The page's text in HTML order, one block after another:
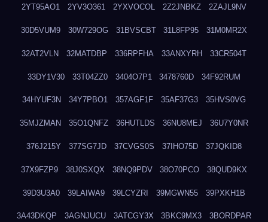
2YT95AO1 2YV3O361 2YXVOCOL 2Z2JNBKZ 2ZAJL9NV
30D5VUM9 30W729OG 31BVSCBT 31L8FP95 31M0MR2X
32AT2VLN 32MATDBP 336RPFHA 33ANXYRH 33CR504T
33DY1V30 33T04ZZ0 3404O7P1 3478760D 34F92RUM
34HYUF3N 34Y7PBO1 357AGF1F 35AF37G3 35HVS0VG
35MJZMAN 35O1QNFZ 36HUTLDS 36NU8MEJ 36U7Y0NR
376J215Y 377SG7JD 37CVGS0S 37IHO75D 37JQKID8
37X9FZP9 38J0SXQX 38NQ9PDV 38O70PCO 38QUD9KX
39D3U3A0 39LAIWA9 39LCYZRI 39MGWN55 39PXKH1B
3A43DKQP 3AGNJUCU 3ATCGY3X 3BKC9MX3 3BORDPAR